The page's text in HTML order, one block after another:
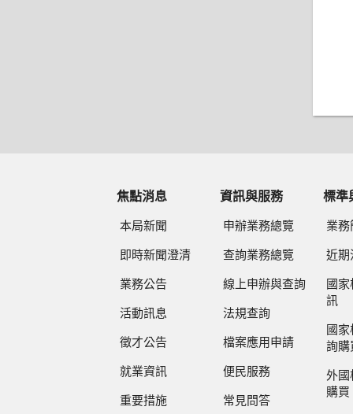
焦點消息
本局新聞
即時新聞澄清
業務公告
活動訊息
徵才公告
就業資訊
重要措施
資訊與服務
申辦業務總覽
查詢業務總覽
線上申辦與查詢
法規查詢
檔案應用申請
便民服務
常見問答
標準
業務
近期
國
訊
國
詢購
外國
購買